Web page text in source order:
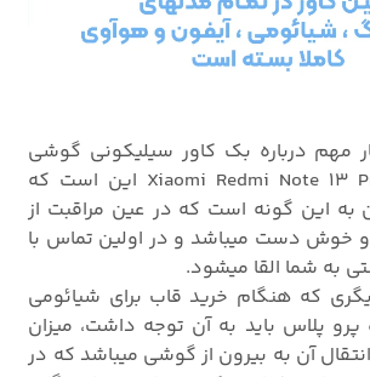
مهم درباره بک کاور سیلیکونی گوشی
شیائومی Xiaomi Redmi Note 13 Pro Plus این است که
این گونه است که در عین مراقبت از
دست میباشد و در اولین تماس با
شما القا میشود.
که هنگام خرید قاب برای شیائومی
پلاس باید به آن توجه داشت، میزان
آن به بیرون از گوشی میباشد که در